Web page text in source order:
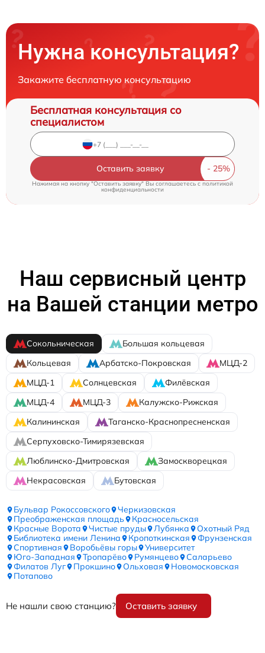
Нужна консультация?
Закажите бесплатную консультацию
Бесплатная консультация со
специалистом
Оставить заявку
Нажимая на кнопку "Оставить заявку" Вы соглашаетесь cполитикой
конфиденциальности
Наш сервисный центр
на Вашей станции метро
Сокольническая
Большая кольцевая
Кольцевая
Арбатско-Покровская
МЦД-2
МЦД-1
Солнцевская
Филёвская
МЦД-4
МЦД-3
Калужско-Рижская
Калининская
Таганско-Краснопресненская
Серпуховско-Тимирязевская
Люблинско-Дмитровская
Замоскворецкая
Некрасовская
Бутовская
Бульвар Рокоссовского
Черкизовская
Преображенская площадь
Красносельская
Красные Ворота
Чистые пруды Лубянка
Охотный Ряд
Библиотека имени Ленина
Кропоткинская
Фрунзенская
Спортивная
Воробьёвы горы
Университет
Юго-Западная
Тропарёво Румянцево
Саларьево
Филатов Луг
Прокшино Ольховая
Новомосковская
Потапово
Не нашли свою станцию? Оставить заявку